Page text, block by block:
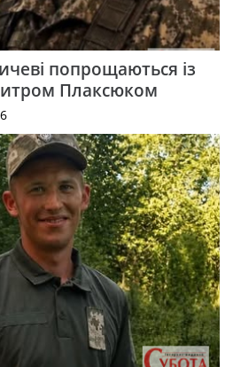
попрощаються із
Плаксюком